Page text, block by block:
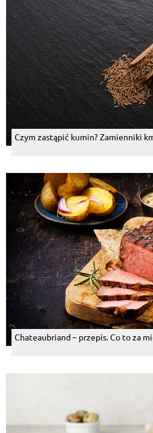
Czym zastąpić kumin? Zamienniki
Chateaubriand – przepis. Co to za